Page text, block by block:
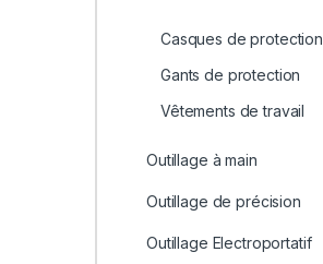
Casques de protection
Gants de protection
Vêtements de travail
Outillage à main
Outillage de précision
Outillage Electroportatif